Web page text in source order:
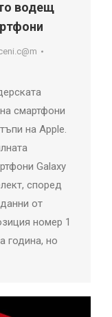
водещ
смартфони
на Apple.
Galaxy
според
от
номер 1
година, но